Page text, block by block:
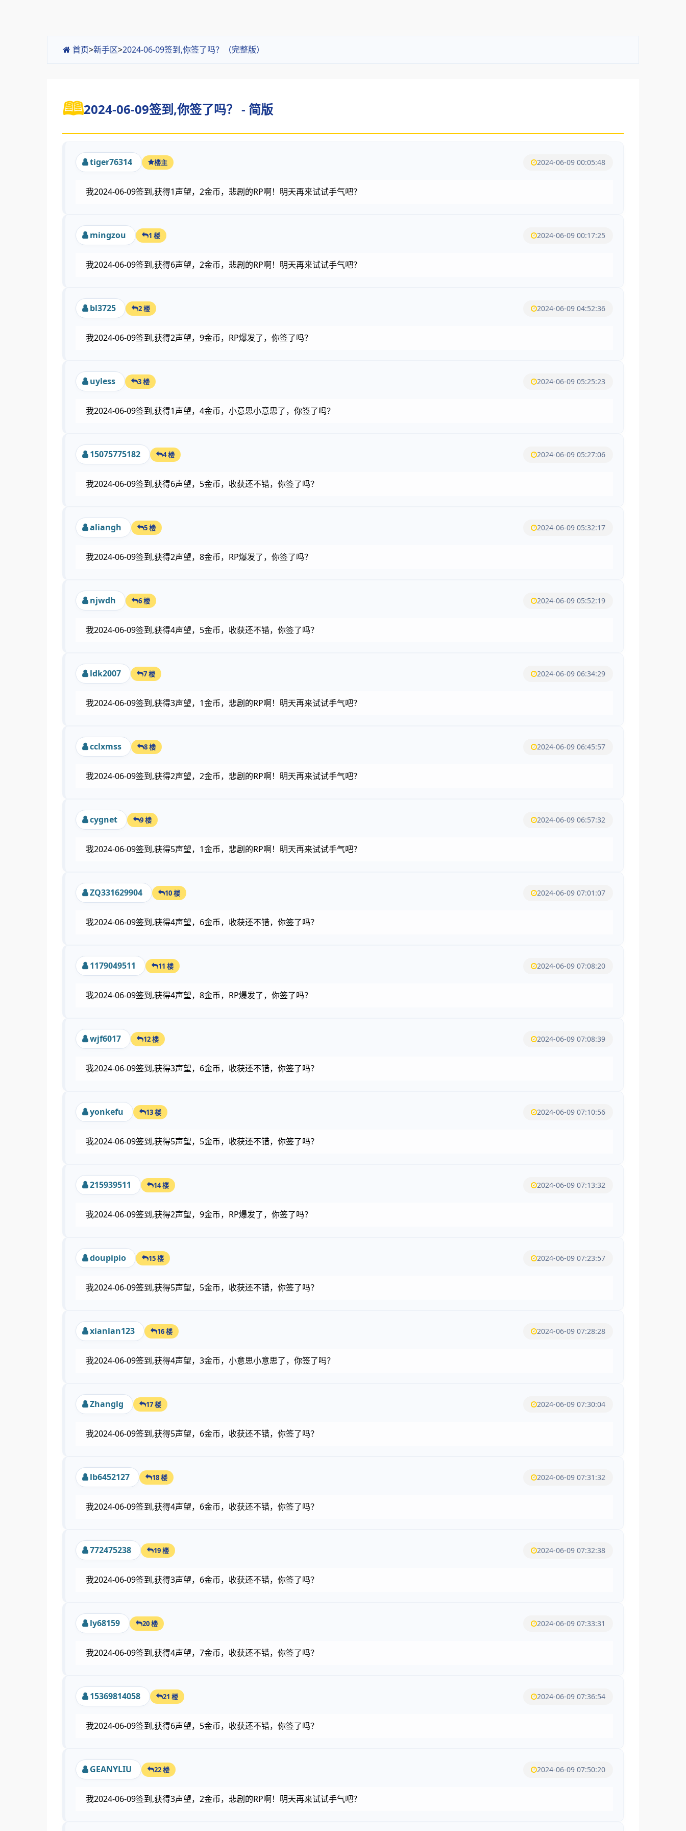
首页>新手区>2024-06-09签到,你签了吗？（完整版）
2024-06-09签到,你签了吗？ - 简版
tiger76314 楼主 2024-06-09 00:05:48
我2024-06-09签到,获得1声望，2金币，悲剧的RP啊！明天再来试试手气吧？
mingzou 1 楼 2024-06-09 00:17:25
我2024-06-09签到,获得6声望，2金币，悲剧的RP啊！明天再来试试手气吧？
bl3725 2 楼 2024-06-09 04:52:36
我2024-06-09签到,获得2声望，9金币，RP爆发了，你签了吗？
uyless 3 楼 2024-06-09 05:25:23
我2024-06-09签到,获得1声望，4金币，小意思小意思了，你签了吗？
15075775182 4 楼 2024-06-09 05:27:06
我2024-06-09签到,获得6声望，5金币，收获还不错，你签了吗？
aliangh 5 楼 2024-06-09 05:32:17
我2024-06-09签到,获得2声望，8金币，RP爆发了，你签了吗？
njwdh 6 楼 2024-06-09 05:52:19
我2024-06-09签到,获得4声望，5金币，收获还不错，你签了吗？
ldk2007 7 楼 2024-06-09 06:34:29
我2024-06-09签到,获得3声望，1金币，悲剧的RP啊！明天再来试试手气吧？
cclxmss 8 楼 2024-06-09 06:45:57
我2024-06-09签到,获得2声望，2金币，悲剧的RP啊！明天再来试试手气吧？
cygnet 9 楼 2024-06-09 06:57:32
我2024-06-09签到,获得5声望，1金币，悲剧的RP啊！明天再来试试手气吧？
ZQ331629904 10 楼 2024-06-09 07:01:07
我2024-06-09签到,获得4声望，6金币，收获还不错，你签了吗？
1179049511 11 楼 2024-06-09 07:08:20
我2024-06-09签到,获得4声望，8金币，RP爆发了，你签了吗？
wjf6017 12 楼 2024-06-09 07:08:39
我2024-06-09签到,获得3声望，6金币，收获还不错，你签了吗？
yonkefu 13 楼 2024-06-09 07:10:56
我2024-06-09签到,获得5声望，5金币，收获还不错，你签了吗？
215939511 14 楼 2024-06-09 07:13:32
我2024-06-09签到,获得2声望，9金币，RP爆发了，你签了吗？
doupipio 15 楼 2024-06-09 07:23:57
我2024-06-09签到,获得5声望，5金币，收获还不错，你签了吗？
xianlan123 16 楼 2024-06-09 07:28:28
我2024-06-09签到,获得4声望，3金币，小意思小意思了，你签了吗？
Zhanglg 17 楼 2024-06-09 07:30:04
我2024-06-09签到,获得5声望，6金币，收获还不错，你签了吗？
lb6452127 18 楼 2024-06-09 07:31:32
我2024-06-09签到,获得4声望，6金币，收获还不错，你签了吗？
772475238 19 楼 2024-06-09 07:32:38
我2024-06-09签到,获得3声望，6金币，收获还不错，你签了吗？
ly68159 20 楼 2024-06-09 07:33:31
我2024-06-09签到,获得4声望，7金币，收获还不错，你签了吗？
15369814058 21 楼 2024-06-09 07:36:54
我2024-06-09签到,获得6声望，5金币，收获还不错，你签了吗？
GEANYLIU 22 楼 2024-06-09 07:50:20
我2024-06-09签到,获得3声望，2金币，悲剧的RP啊！明天再来试试手气吧？